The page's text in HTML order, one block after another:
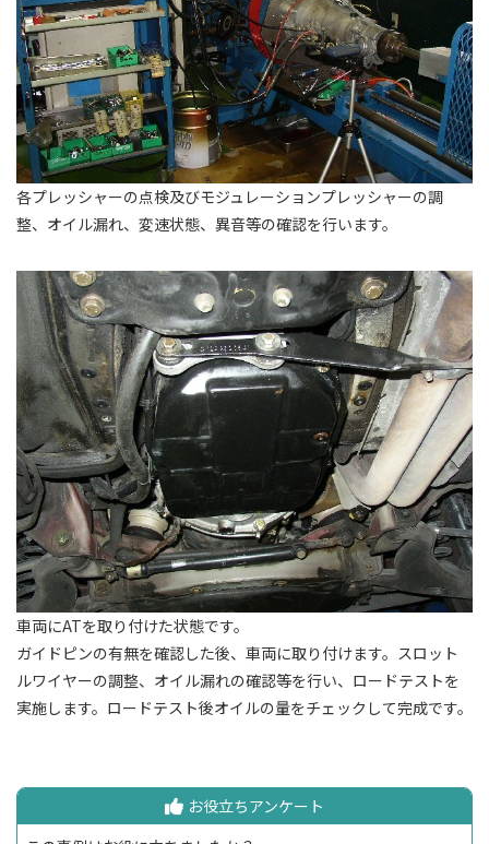
各プレッシャーの点検及びモジュレーションプレッシャーの調
整、オイル漏れ、変速状態、異音等の確認を行います。
車両にATを取り付けた状態です。
ガイドピンの有無を確認した後、車両に取り付けます。スロット
ルワイヤーの調整、オイル漏れの確認等を行い、ロードテストを
実施します。ロードテスト後オイルの量をチェックして完成です。
お役立ちアンケート